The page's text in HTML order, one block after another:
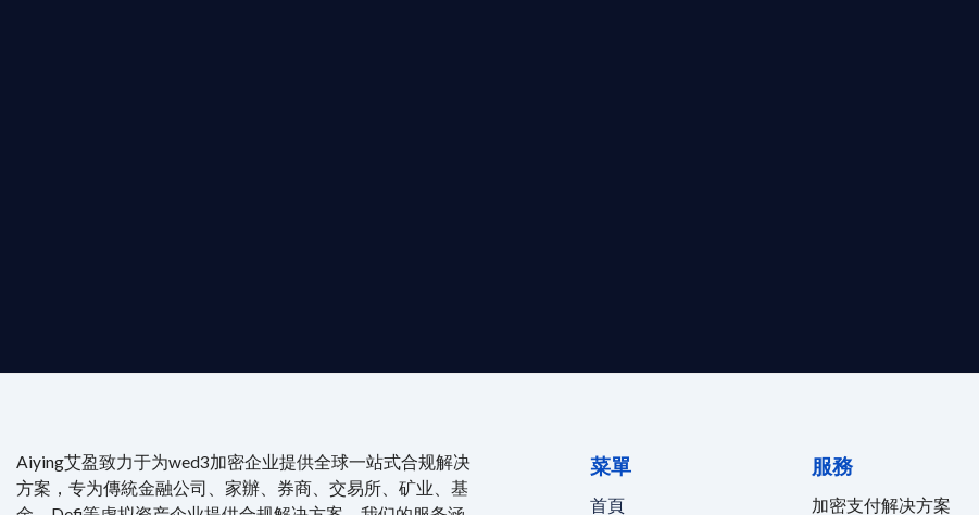
Aiying艾盈致力于为wed3加密企业提供全球一站式合规解决
方案，专为傳統金融公司、家辦、券商、交易所、矿业、基
菜單
首頁
服務
加密支付解决方案